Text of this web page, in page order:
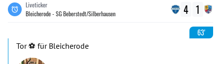
Liveticker
Bleicherode - SG Beberstedt/Silberhausen
4 1
63'
Tor ⚽️ für Bleicherode